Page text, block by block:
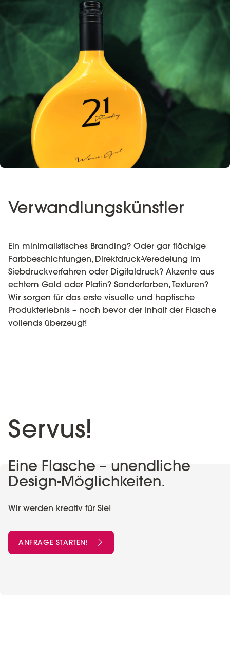
Verwandlungskünstler
Ein minimalistisches Branding? Oder gar flächige
Farbbeschichtungen, Direktdruck-Veredelung im
Siebdruckverfahren oder Digitaldruck? Akzente aus
echtem Gold oder Platin? Sonderfarben, Texturen?
Wir sorgen für das erste visuelle und haptische
Produkterlebnis – noch bevor der Inhalt der Flasche
vollends überzeugt!
Servus!
Eine Flasche – unendliche
Design-Möglichkeiten.
Wir werden kreativ für Sie!
ANFRAGE STARTEN!